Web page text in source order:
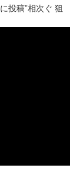
投稿”相次ぐ 狙